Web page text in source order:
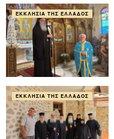
ΕΚΚΛΗΣΊΑ ΤΗΣ ΕΛΛΆΔΟΣ
ΕΚΚΛΗΣΊΑ ΤΗΣ ΕΛΛΆΔΟΣ